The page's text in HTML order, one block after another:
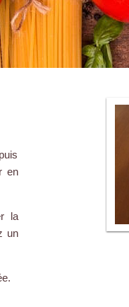
en
la
un